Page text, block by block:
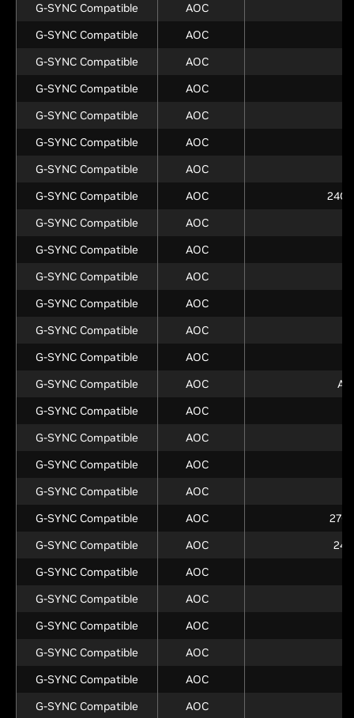
G-SYNC Compatible
AOC
G-SYNC Compatible
AOC
G-SYNC Compatible
AOC
G-SYNC Compatible
AOC
G-SYNC Compatible
AOC
G-SYNC Compatible
AOC
G-SYNC Compatible
AOC
G-SYNC Compatible
AOC
24G
G-SYNC Compatible
AOC
G-SYNC Compatible
AOC
G-SYNC Compatible
AOC
G-SYNC Compatible
AOC
G-SYNC Compatible
AOC
G-SYNC Compatible
AOC
G-SYNC Compatible
AOC
G-SYNC Compatible
AOC
G-SYNC Compatible
AOC
G-SYNC Compatible
AOC
G-SYNC Compatible
AOC
G-SYNC Compatible
AOC
G-SYNC Compatible
AOC
G-SYNC Compatible
AOC
G-SYNC Compatible
AOC
G-SYNC Compatible
AOC
G-SYNC Compatible
AOC
G-SYNC Compatible
AOC
G-SYNC Compatible
AOC